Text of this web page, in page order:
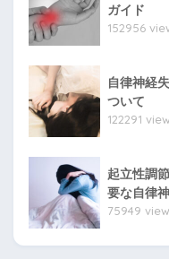
ガイド
152956
自律神経
ついて
122291
起立性調
要な自律
75949